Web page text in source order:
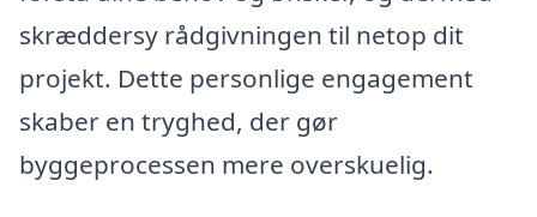
skræddersy rådgivningen til netop dit
projekt. Dette personlige engagement
skaber en tryghed, der gør
byggeprocessen mere overskuelig.